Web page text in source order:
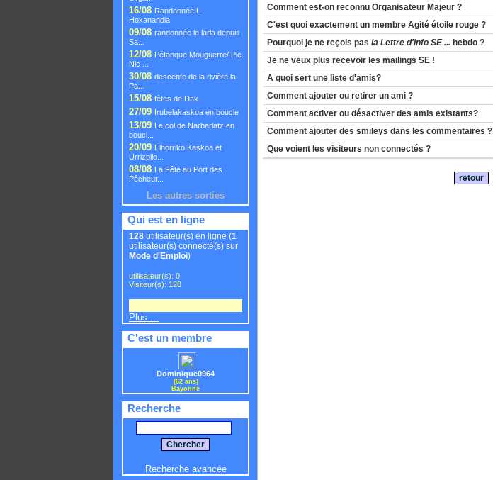
16/08 Randonnée L
Hoxanandia
09/08 randonnée le larla depuis
Sa...
12/08 Pétanque Mouguerre/ Pic
Nic ...
30/08 descente de la rivière la
Pa...
15/08 fêtes de Dax
27/09 Irubelakaskoa en boucle
13/09 Le col de Narbarlatz en
boucl...
20/09 Elhorriko Kaskoa et
Urrizpilo...
08/08 La Fête au Port des
Pêcheur...
Les autres sorties
Qui est en ligne
128 utilisateur(s) en ligne (1
utilisateur(s) connecté(s) sur
Mode d'Emploi)
utilisateur(s): 0
Visiteur(s): 128
Plus ...
C'est un membre
Dominique0964
(62 ans)
Bayonne
Recherche
Recherche avancée
Comment est-on reconnu Organisateur Majeur ?
C'est quoi exactement un membre Agité étoile rouge ?
Pourquoi je ne reçois pas la Lettre d'info SE ... hebdo ?
Je ne veux plus recevoir les mailings SE !
A quoi sert une liste d'amis?
Comment ajouter ou retirer un ami ?
Comment activer ou désactiver des amis existants?
Comment ajouter des smileys dans les commentaires ?
Que voient les visiteurs non connectés ?